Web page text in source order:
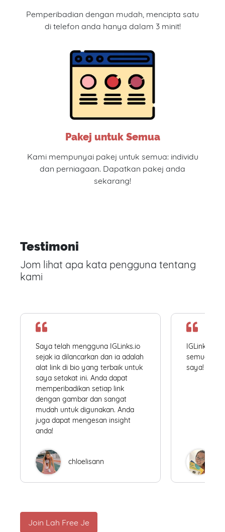
Pemperibadian dengan mudah, mencipta satu
di telefon anda hanya dalam 3 minit!
Pakej untuk Semua
Kami mempunyai pakej untuk semua: individu
dan perniagaan. Dapatkan pakej anda
sekarang!
Testimoni
Jom lihat apa kata pengguna tentang
kami
Saya telah mengguna IGLinks.io
sejak ia dilancarkan dan ia adalah
alat link di bio yang terbaik untuk
saya setakat ini. Anda dapat
memperibadikan setiap link
dengan gambar dan sangat
mudah untuk digunakan. Anda
juga dapat mengesan insight
anda!
chloelisann
IGLinks.io
semua
saya!
Join Lah Free Je